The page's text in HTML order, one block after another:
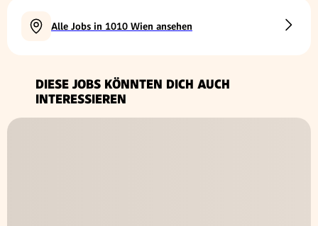
Alle Jobs in 1010 Wien ansehen
DIESE JOBS KÖNNTEN DICH AUCH
INTERESSIEREN